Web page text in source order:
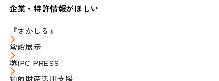
企業・特許情報がほしい
『さかしる』
常設展示
堺IPC PRESS
知的財産活用支援